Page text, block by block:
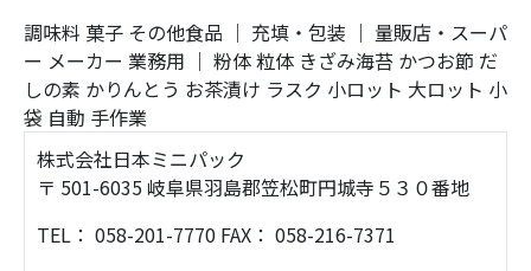
調味料 菓子 その他食品 ｜ 充填・包装 ｜ 量販店・スーパ
ー メーカー 業務用 ｜ 粉体粒体 きざみ海苔 かつお節 だ
しの素 かりんとう お茶漬け ラスク 小ロット 大ロット 小
袋 自動 手作業
株式会社日本ミニパック
〒 501-6035 岐阜県羽島郡笠松町円城寺５３０番地
TEL： 058-201-7770 FAX： 058-216-7371